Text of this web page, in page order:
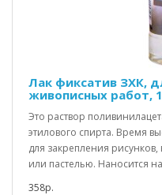
Лак фиксатив ЗХК,
живописных работ,
Это раствор
этилового спирта. Время
для закрепления
или пастелью. Наносится
358р.